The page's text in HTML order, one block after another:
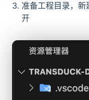
准备工程目录，
开